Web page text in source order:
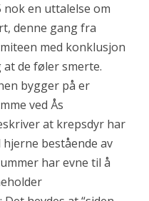
en uttalelse om
denne gang fra
med konklusjon
de føler smerte.
bygger på er
ved Ås
at krepsdyr har
bestående av
har evne til å